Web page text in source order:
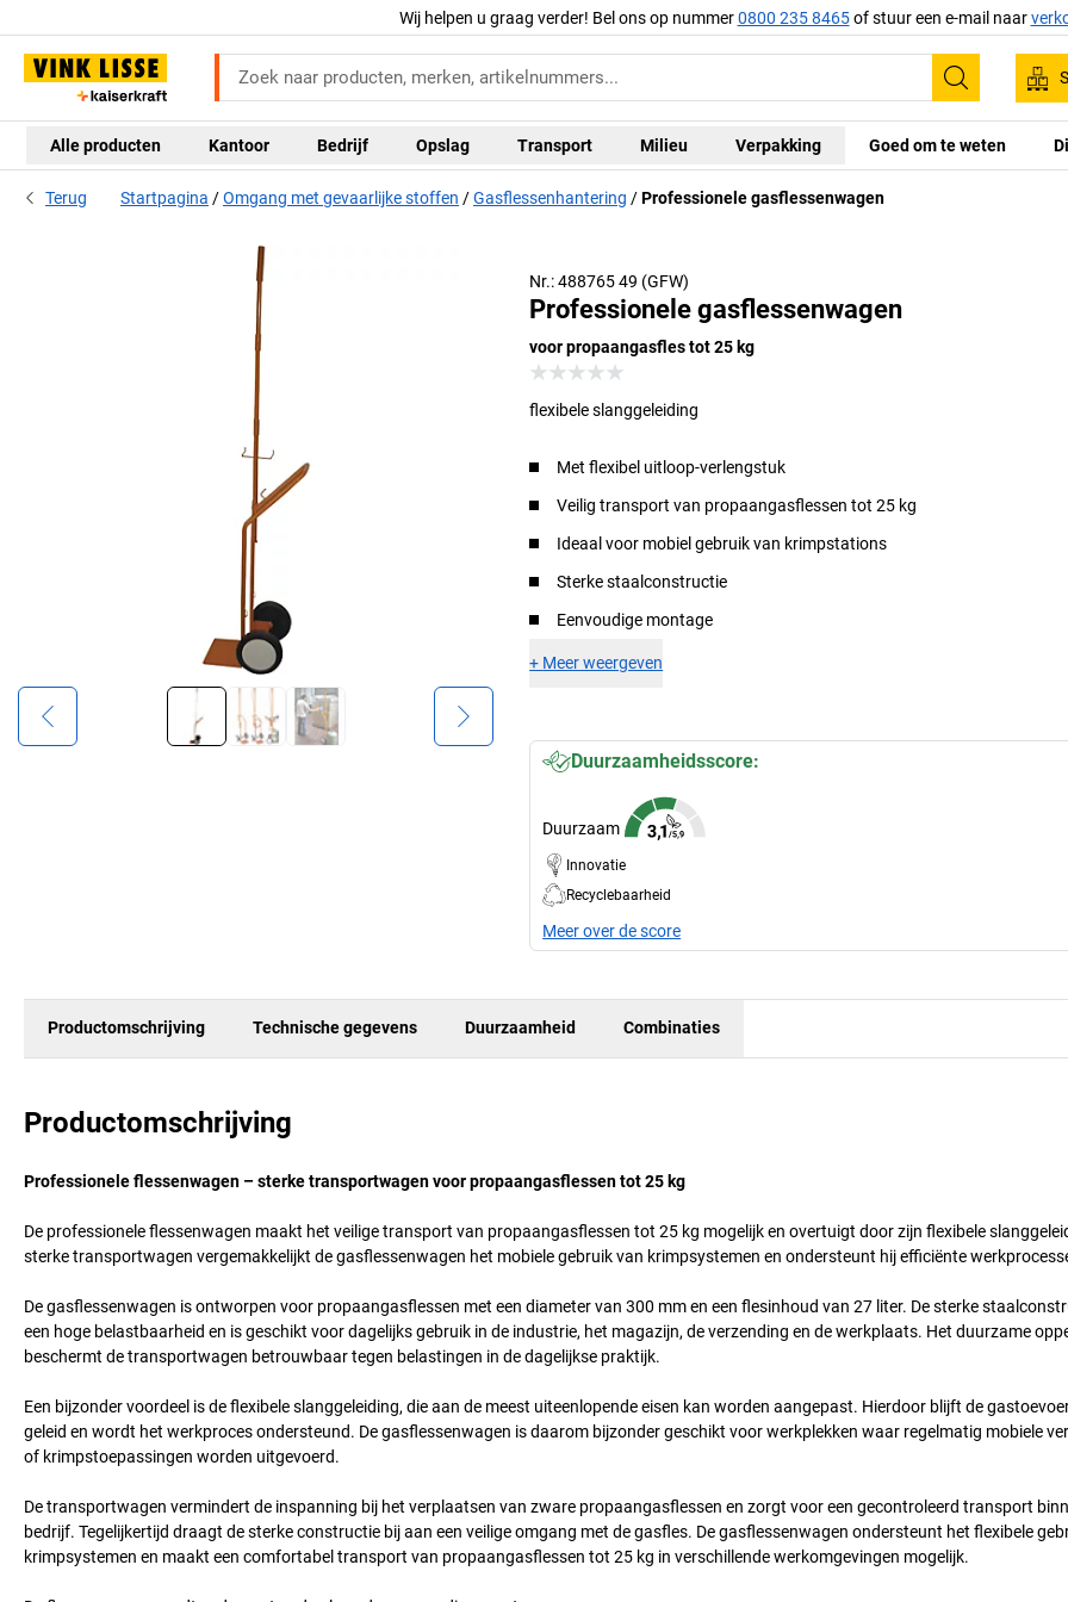
Wij helpen u graag verder! Bel ons op nummer0800 235 8465of stuur een e-mail naar
Zoeken
Alle producten Kantoor Bedrijf Opslag Transport Milieu Verpakking Goed om te weten
Terug Startpagina Omgang met gevaarlijke stoffen Gasflessenhantering Professionele gasflessenwagen
Nr.: 488765 49 (GFW)
Professionele gasflessenwagen
voor propaangasfles tot 25 kg
flexibele slanggeleiding
Met flexibel uitloop-verlengstuk
Veilig transport van propaangasflessen tot 25 kg
Ideaal voor mobiel gebruik van krimpstations
Sterke staalconstructie
Eenvoudige montage
+ Meer weergeven
Duurzaamheidsscore:
Duurzaam
Innovatie
Recyclebaarheid
Meer over de score
Productomschrijving Technische gegevens Duurzaamheid Combinaties
Productomschrijving
Professionele flessenwagen – sterke transportwagen voor propaangasflessen tot 25 kg
De professionele flessenwagen maakt het veilige transport van propaangasflessen tot 25 kg mogelijk en overtuigt door zijn flexibele
sterke transportwagen vergemakkelijkt de gasflessenwagen het mobiele gebruik van krimpsystemen en ondersteunt hij efficiënte
De gasflessenwagen is ontworpen voor propaangasflessen met een diameter van 300 mm en een flesinhoud van 27 liter. De sterke
een hoge belastbaarheid en is geschikt voor dagelijks gebruik in de industrie, het magazijn, de verzending en de werkplaats. Het duurzame
beschermt de transportwagen betrouwbaar tegen belastingen in de dagelijkse praktijk.
Een bijzonder voordeel is de flexibele slanggeleiding, die aan de meest uiteenlopende eisen kan worden aangepast. Hierdoor blijft de
geleid en wordt het werkproces ondersteund. De gasflessenwagen is daarom bijzonder geschikt voor werkplekken waar regelmatig mobiele
of krimpstoepassingen worden uitgevoerd.
De transportwagen vermindert de inspanning bij het verplaatsen van zware propaangasflessen en zorgt voor een gecontroleerd transport
bedrijf. Tegelijkertijd draagt de sterke constructie bij aan een veilige omgang met de gasfles. De gasflessenwagen ondersteunt het flexibele
krimpsystemen en maakt een comfortabel transport van propaangasflessen tot 25 kg in verschillende werkomgevingen mogelijk.